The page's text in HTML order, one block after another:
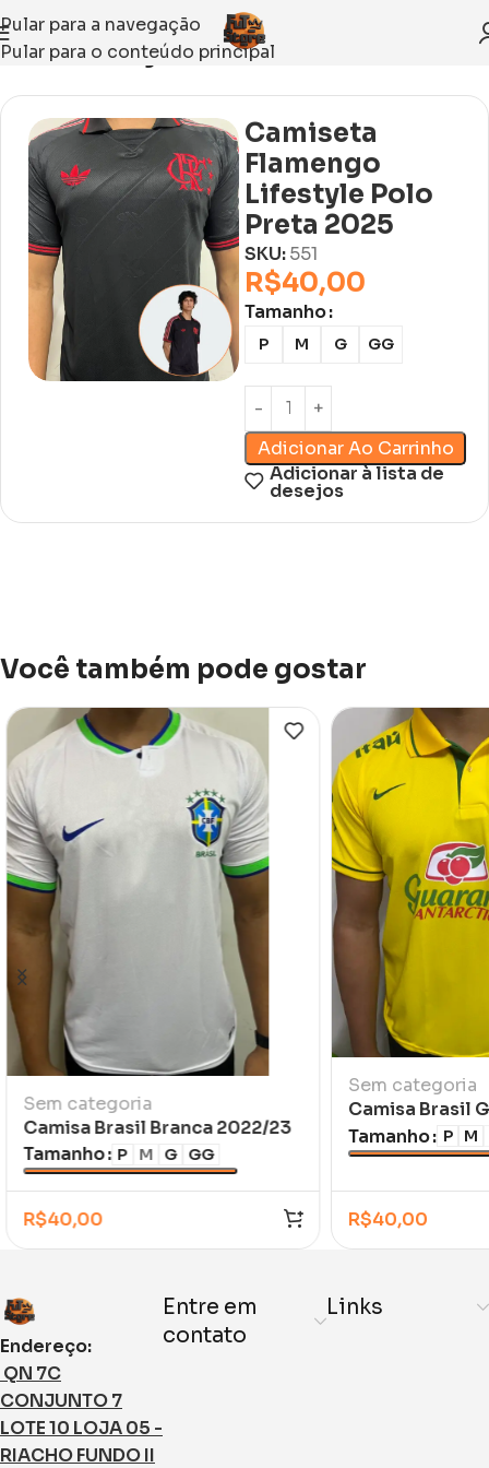
Pular para a navegação
Pular para o conteúdo principal
Início Sem categoria
Camiseta
Flamengo
Lifestyle Polo
Preta 2025
SKU:551
R$40,00
Tamanho
P M G GG
Adicionar Ao Carrinho
Adicionar à lista de
desejos
Você também pode gostar
Sem categoria
Camisa Brasil Branca 2022/23
Tamanho
P M G GG
R$40,00
Sem categoria
Camisa Brasil
Amarela
Tamanho P M
R$40,00
Endereço:
QN 7C
CONJUNTO 7
LOTE 10 LOJA 05 -
RIACHO FUNDO II
Entre em
contato
Links